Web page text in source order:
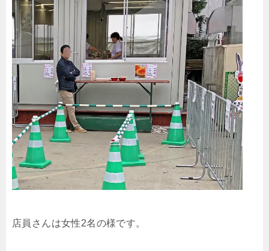
店員さんは女性2名の様です。